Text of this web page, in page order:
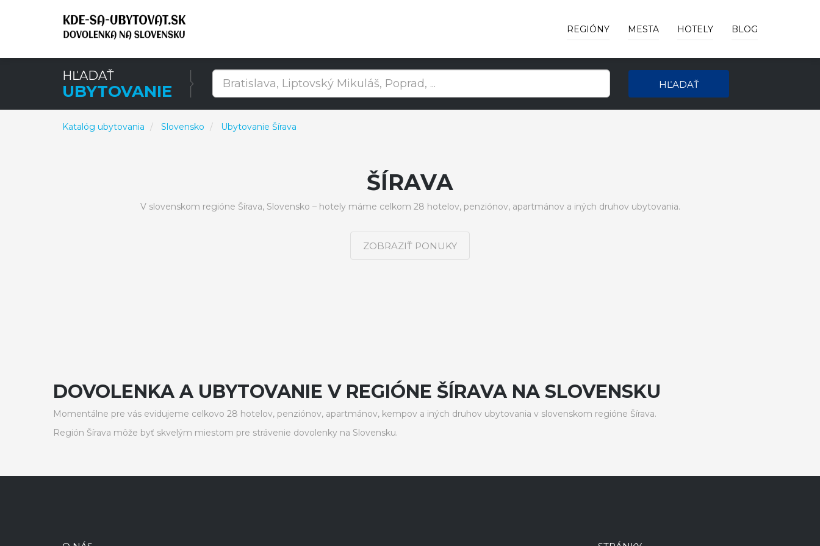
REGIÓNY MESTA HOTELY BLOG
HĽADAŤ
UBYTOVANIE HĽADAŤ
Katalóg ubytovania Slovensko Ubytovanie Šírava
ŠÍRAVA
V slovenskom regióne Šírava, Slovensko – hotely máme celkom 28 hotelov, penziónov, apartmánov a iných druhov ubytovania.
ZOBRAZIŤ PONUKY
DOVOLENKA A UBYTOVANIE V REGIÓNE ŠÍRAVA NA SLOVENSKU
Momentálne pre vás evidujeme celkovo 28 hotelov, penziónov, apartmánov, kempov a iných druhov ubytovania v slovenskom regióne Šírava.
Región Šírava môže byť skvelým miestom pre strávenie dovolenky na Slovensku.